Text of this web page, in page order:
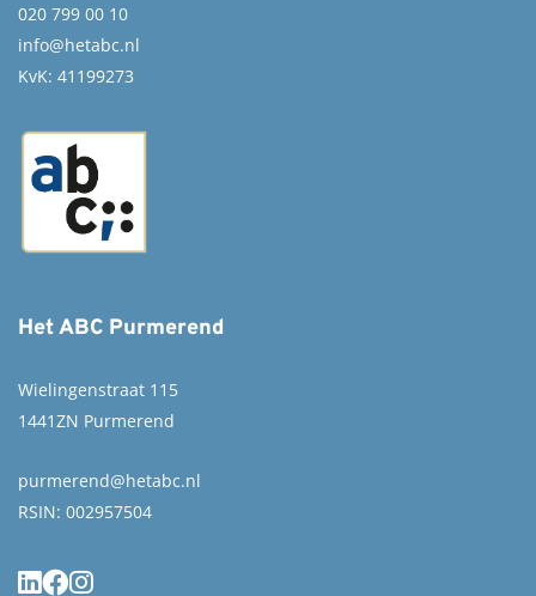
020 799 00 10
info@hetabc.nl
KvK: 41199273
Het ABC Purmerend
Wielingenstraat 115
1441ZN Purmerend
purmerend@hetabc.nl
RSIN: 002957504